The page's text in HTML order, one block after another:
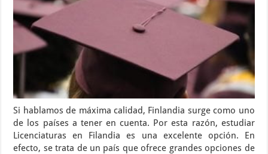
Si hablamos de máxima calidad, Finlandia surge como uno
de los países a tener en cuenta. Por esta razón, estudiar
Licenciaturas en Filandia es una excelente opción. En
efecto, se trata de un país que ofrece grandes opciones de